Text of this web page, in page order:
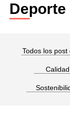
Todos los post
Calidad